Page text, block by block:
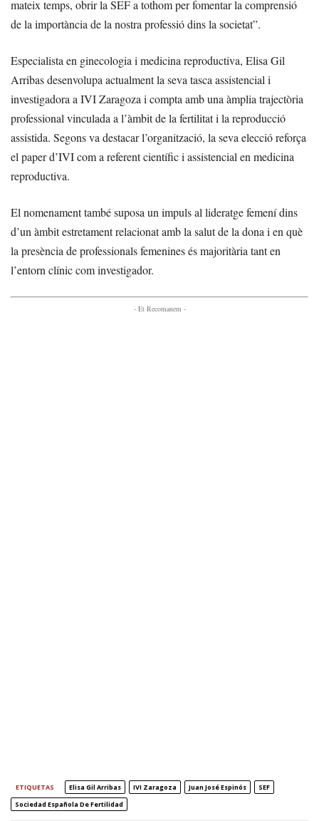
mateix temps, obrir la SEF a tothom per fomentar la comprensió
de la importància de la nostra professió dins la societat”.
Especialista en ginecologia i medicina reproductiva, Elisa Gil
Arribas desenvolupa actualment la seva tasca assistencial i
investigadora a IVI Zaragoza i compta amb una àmplia trajectòria
professional vinculada a l’àmbit de la fertilitat i la reproducció
assistida. Segons va destacar l’organització, la seva elecció reforça
el paper d’IVI com a referent científic i assistencial en medicina
reproductiva.
El nomenament també suposa un impuls al lideratge femení dins
d’un àmbit estretament relacionat amb la salut de la dona i en què
la presència de professionals femenines és majoritària tant en
l’entorn clínic com investigador.
- Et Recomanem -
ETIQUETAS Elisa Gil Arribas IVI Zaragoza Juan José Espinós
SEF
Sociedad Española De Fertilidad